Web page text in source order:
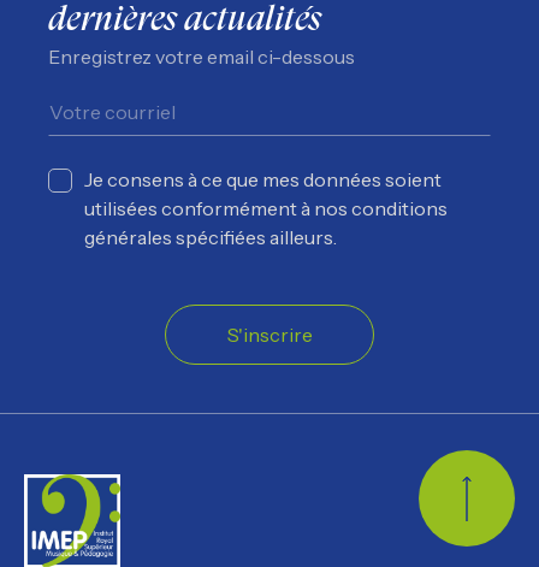
dernières actualités
Enregistrez votre email ci-dessous
Je consens à ce que mes données soient
utilisées conformément à nos conditions
générales spécifiées ailleurs.
S'inscrire